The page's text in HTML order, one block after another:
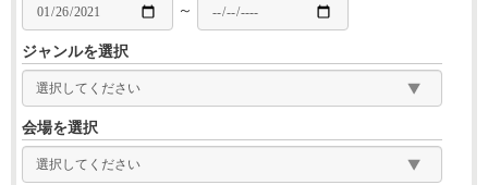
～
ジャンルを選択
会場を選択